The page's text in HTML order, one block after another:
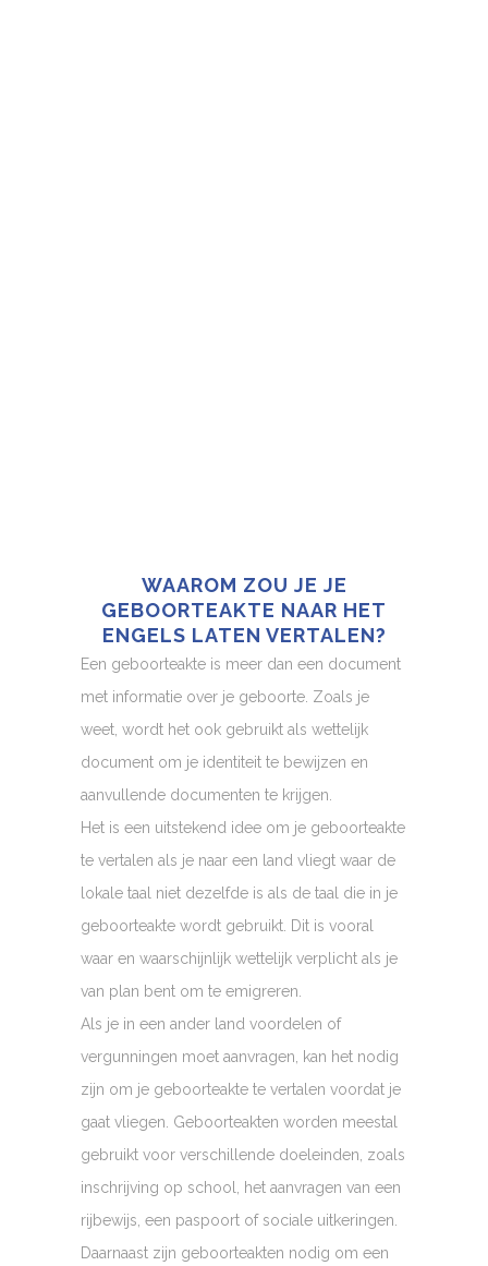
WAAROM ZOU JE JE
GEBOORTEAKTE NAAR HET
ENGELS LATEN VERTALEN?
Een geboorteakte is meer dan een document
met informatie over je geboorte. Zoals je
weet, wordt het ook gebruikt als wettelijk
document om je identiteit te bewijzen en
aanvullende documenten te krijgen.
Het is een uitstekend idee om je geboorteakte
te vertalen als je naar een land vliegt waar de
lokale taal niet dezelfde is als de taal die in je
geboorteakte wordt gebruikt. Dit is vooral
waar en waarschijnlijk wettelijk verplicht als je
van plan bent om te emigreren.
Als je in een ander land voordelen of
vergunningen moet aanvragen, kan het nodig
zijn om je geboorteakte te vertalen voordat je
gaat vliegen. Geboorteakten worden meestal
gebruikt voor verschillende doeleinden, zoals
inschrijving op school, het aanvragen van een
rijbewijs, een paspoort of sociale uitkeringen.
Daarnaast zijn geboorteakten nodig om een